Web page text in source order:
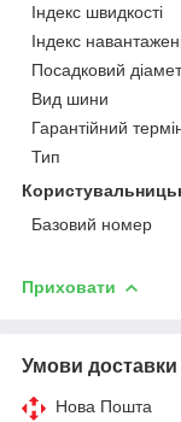
Індекс швидкості
Індекс
Посадковий
Вид шини
Гарантійний
Тип
Базовий номер
Приховати
Умови доставки
Нова Пошта